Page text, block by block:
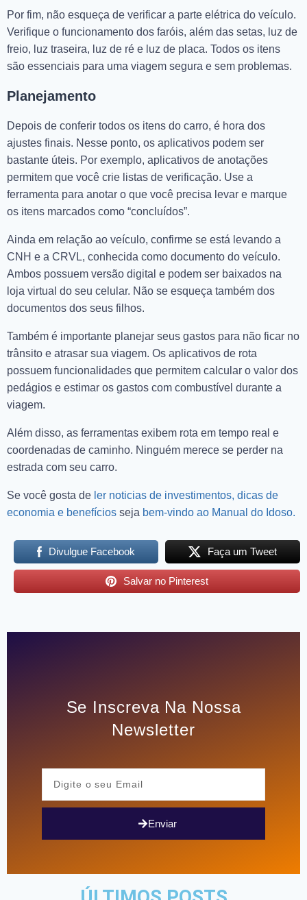
Por fim, não esqueça de verificar a parte elétrica do veículo.
Verifique o funcionamento dos faróis, além das setas, luz de
freio, luz traseira, luz de ré e luz de placa. Todos os itens
são essenciais para uma viagem segura e sem problemas.
Planejamento
Depois de conferir todos os itens do carro, é hora dos
ajustes finais. Nesse ponto, os aplicativos podem ser
bastante úteis. Por exemplo, aplicativos de anotações
permitem que você crie listas de verificação. Use a
ferramenta para anotar o que você precisa levar e marque
os itens marcados como “concluídos”.
Ainda em relação ao veículo, confirme se está levando a
CNH e a CRVL, conhecida como documento do veículo.
Ambos possuem versão digital e podem ser baixados na
loja virtual do seu celular. Não se esqueça também dos
documentos dos seus filhos.
Também é importante planejar seus gastos para não ficar no
trânsito e atrasar sua viagem. Os aplicativos de rota
possuem funcionalidades que permitem calcular o valor dos
pedágios e estimar os gastos com combustível durante a
viagem.
Além disso, as ferramentas exibem rota em tempo real e
coordenadas de caminho. Ninguém merece se perder na
estrada com seu carro.
Se você gosta de ler noticias de investimentos, dicas de
economia e benefícios seja bem-vindo ao Manual do Idoso.
Divulgue Facebook Faça um Tweet
Salvar no Pinterest
Se Inscreva Na Nossa
Newsletter
Enviar